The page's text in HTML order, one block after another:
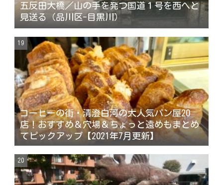
五反田大橋／山の手を発つ国道１号を西へと
見送る（品川区-目黒川）
コーヒーの街・清澄白河の大人気パン屋20
店！おすすめ＆穴場＆ちょっと遠めもまとめ
てピックアップ【2021年7月更新】